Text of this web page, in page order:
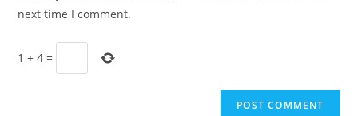
(optional)
next time I comment.
1 +4 =